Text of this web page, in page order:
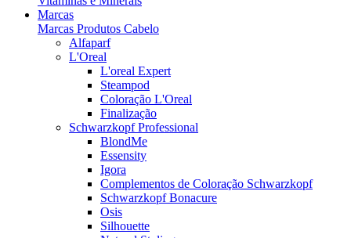
Marcas
Marcas Produtos Cabelo
Alfaparf
L'Oreal
L'oreal Expert
Steampod
Coloração L'Oreal
Finalização
Schwarzkopf Professional
BlondMe
Essensity
Igora
Complementos de Coloração Schwarzkopf
Schwarzkopf Bonacure
Osis
Silhouette